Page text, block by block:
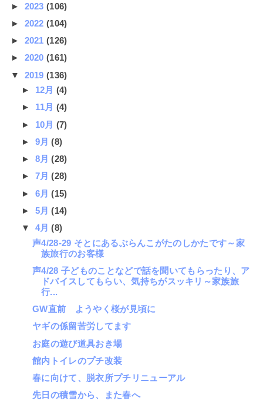
► 2023(106)
► 2022(104)
► 2021(126)
► 2020(161)
▼ 2019(136)
► 12月 (4)
► 11月 (4)
► 10月 (7)
► 9月(8)
► 8月(28)
► 7月(28)
► 6月(15)
► 5月(14)
▼ 4月(8)
声4/28-29 そとにあるぶらんこがたのしかたです～家
族旅行のお客様
声4/28 子どものことなどで話を聞いてもらったり、ア
ドバイスしてもらい、気持ちがスッキリ～家族旅
行...
GW直前 ようやく桜が見頃に
ヤギの係留苦労してます
お庭の遊び道具おき場
館内トイレのプチ改装
春に向けて、脱衣所プチリニューアル
先日の積雪から、また春へ